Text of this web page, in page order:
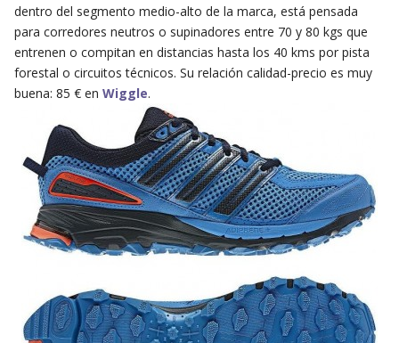
dentro del segmento medio-alto de la marca, está pensada
para corredores neutros o supinadores entre 70 y 80 kgs que
entrenen o compitan en distancias hasta los 40 kms por pista
forestal o circuitos técnicos. Su relación calidad-precio es muy
buena: 85 € en Wiggle.